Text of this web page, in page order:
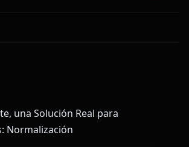
una Solución Real para
Normalización